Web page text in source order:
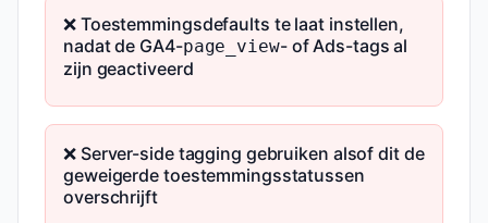
❌ Toestemmingsdefaults te laat instellen,
nadat de GA4-page_view- of Ads-tags al
zijn geactiveerd
❌ Server-side tagging gebruiken alsof dit de
geweigerde toestemmingsstatussen
overschrijft